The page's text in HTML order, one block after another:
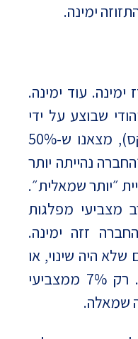
ימינה.
ימינה. עוד ימינה.
שבוצע על ידי
המדד (ניתוח: פרופ׳ קמיל פוקס), מצאנו ש-50%
נהייתה יותר
נהיית ״יותר שמאלית״.
מצביעי מפלגות
זזה ימינה.
שלא היה שינוי, או
שהם אומרים שהם לא יודעים. רק 7% ממצביעי
שמאלה.